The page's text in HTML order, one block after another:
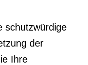
schutzwürdige
der
Ihre